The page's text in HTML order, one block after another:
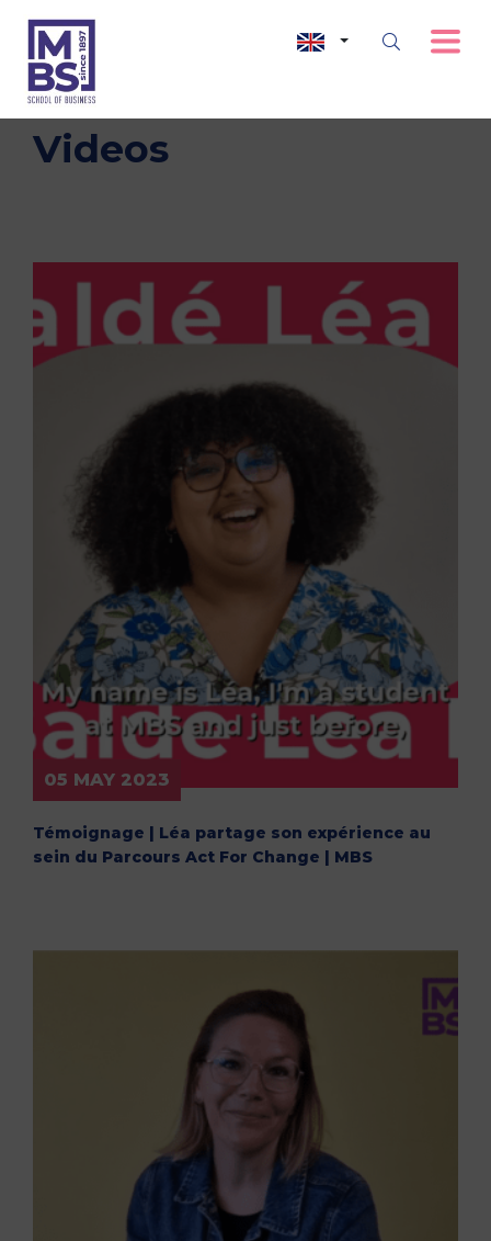
Videos
05 MAY 2023
Témoignage | Léa partage son expérience au
sein du Parcours Act For Change | MBS